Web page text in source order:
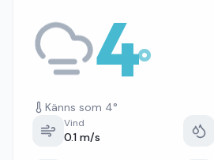
4°
Känns som 4°
Vind
0.1 m/s